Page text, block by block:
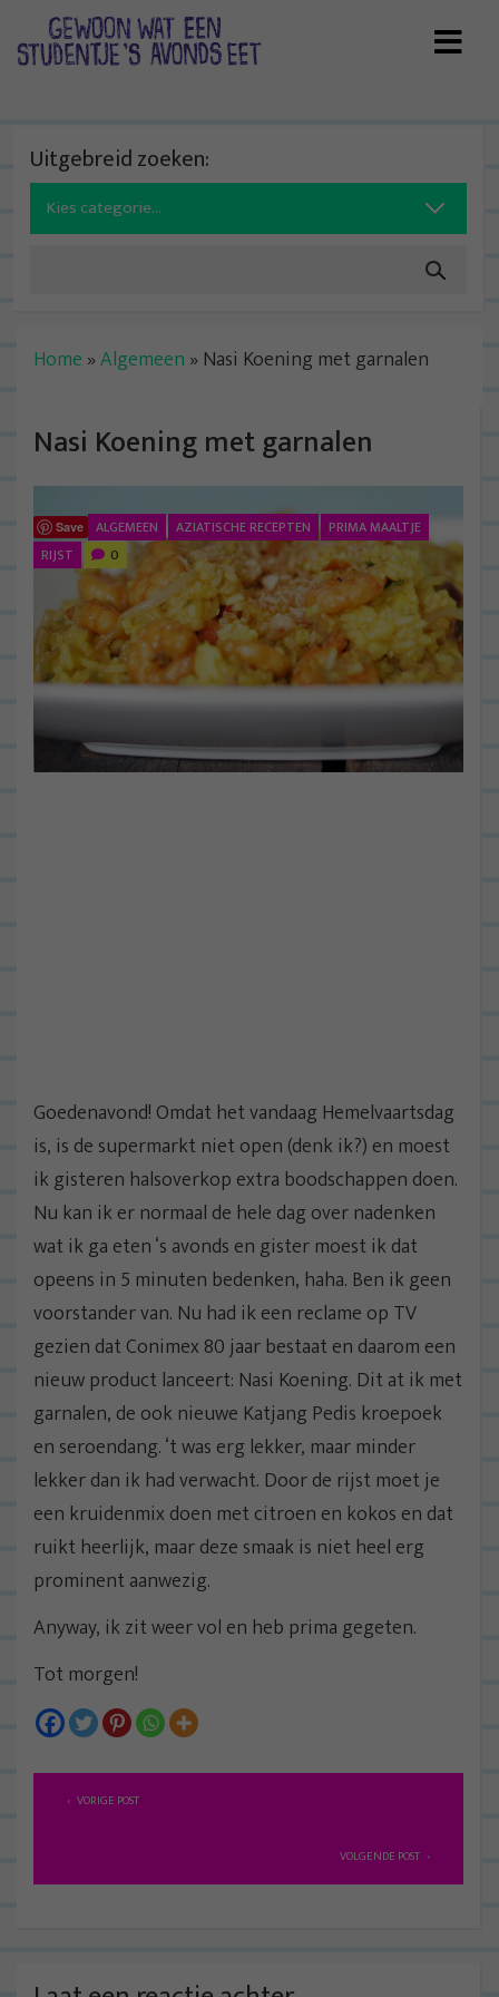
Uitgebreid zoeken:
Search
for:
Home »Algemeen » Nasi Koening met garnalen
Nasi Koening met garnalen
Save ALGEMEEN AZIATISCHE RECEPTEN
PRIMA MAALTJE
RIJST
0
Goedenavond! Omdat het vandaag Hemelvaartsdag
is, is de supermarkt niet open (denk ik?) en moest
ik gisteren halsoverkop extra boodschappen doen.
Nu kan ik er normaal de hele dag over nadenken
wat ik ga eten ‘s avonds en gister moest ik dat
opeens in 5 minuten bedenken, haha. Ben ik geen
voorstander van. Nu had ik een reclame op TV
gezien dat Conimex 80 jaar bestaat en daarom een
nieuw product lanceert: Nasi Koening. Dit at ik met
garnalen, de ook nieuwe Katjang Pedis kroepoek
en seroendang. ‘t was erg lekker, maar minder
lekker dan ik had verwacht. Door de rijst moet je
een kruidenmix doen met citroen en kokos en dat
ruikt heerlijk, maar deze smaak is niet heel erg
prominent aanwezig.
Anyway, ik zit weer vol en heb prima gegeten.
Tot morgen!
B
i
VORIGE POST
VOLGENDE POST